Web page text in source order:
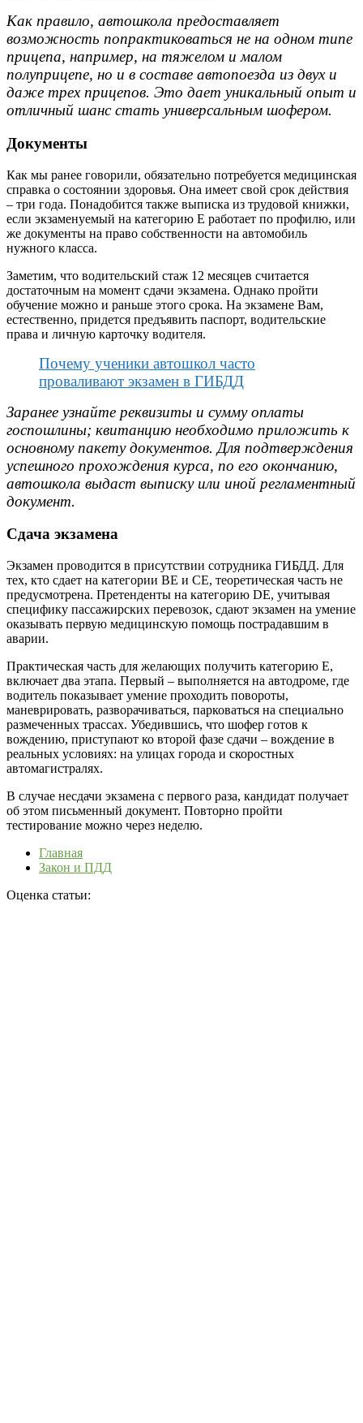
Как правило, автошкола предоставляет
возможность попрактиковаться не на одном типе
прицепа, например, на тяжелом и малом
полуприцепе, но и в составе автопоезда из двух и
даже трех прицепов. Это дает уникальный опыт и
отличный шанс стать универсальным шофером.
Документы
Как мы ранее говорили, обязательно потребуется медицинская
справка о состоянии здоровья. Она имеет свой срок действия
– три года. Понадобится также выписка из трудовой книжки,
если экзаменуемый на категорию Е работает по профилю, или
же документы на право собственности на автомобиль
нужного класса.
Заметим, что водительский стаж 12 месяцев считается
достаточным на момент сдачи экзамена. Однако пройти
обучение можно и раньше этого срока. На экзамене Вам,
естественно, придется предъявить паспорт, водительские
права и личную карточку водителя.
Почему ученики автошкол часто
проваливают экзамен в ГИБДД
Заранее узнайте реквизиты и сумму оплаты
госпошлины; квитанцию необходимо приложить к
основному пакету документов. Для подтверждения
успешного прохождения курса, по его окончанию,
автошкола выдаст выписку или иной регламентный
документ.
Сдача экзамена
Экзамен проводится в присутствии сотрудника ГИБДД. Для
тех, кто сдает на категории ВЕ и СЕ, теоретическая часть не
предусмотрена. Претенденты на категорию DE, учитывая
специфику пассажирских перевозок, сдают экзамен на умение
оказывать первую медицинскую помощь пострадавшим в
аварии.
Практическая часть для желающих получить категорию Е,
включает два этапа. Первый – выполняется на автодроме, где
водитель показывает умение проходить повороты,
маневрировать, разворачиваться, парковаться на специально
размеченных трассах. Убедившись, что шофер готов к
вождению, приступают ко второй фазе сдачи – вождение в
реальных условиях: на улицах города и скоростных
автомагистралях.
В случае несдачи экзамена с первого раза, кандидат получает
об этом письменный документ. Повторно пройти
тестирование можно через неделю.
Главная
Закон и ПДД
Оценка статьи: